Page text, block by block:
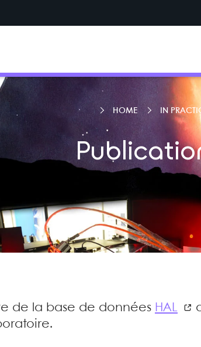
HOME IN
de la base de données HAL